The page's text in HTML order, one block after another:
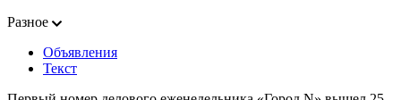
Разное
Объявления
Текст